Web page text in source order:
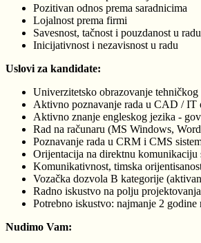
Pozitivan odnos prema saradnicima
Lojalnost prema firmi
Savesnost, tačnost i pouzdanost u radu
Inicijativnost i nezavisnost u radu
Uslovi za kandidate:
Univerzitetsko obrazovanje
Aktivno poznavanje rada u CAD / IT
Aktivno znanje engleskog jezika -
Rad na računaru (MS Windows,
Poznavanje rada u CRM i CMS
Orijentacija na direktnu komunikaciju
Komunikativnost, timska
Vozačka dozvola B kategorije
Radno iskustvo na polju
Potrebno iskustvo: najmanje 2
Nudimo Vam: